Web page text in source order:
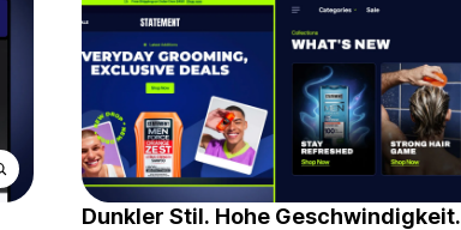
Dunkler Stil. Hohe Geschwindigkeit.